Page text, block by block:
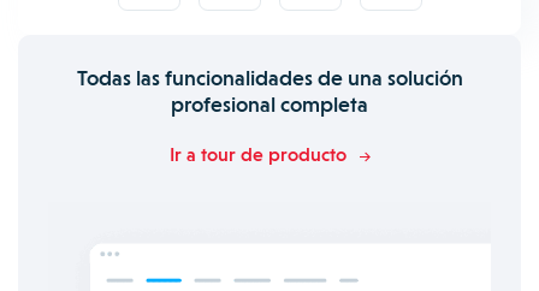
Todas las funcionalidades de una solución
profesional completa
Ir a tour de producto